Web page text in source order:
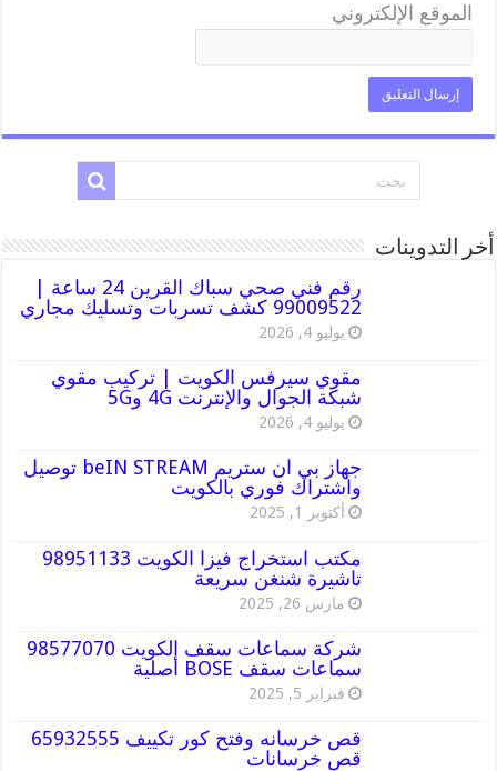
الموقع الإلكتروني
أخر التدوينات
رقم فني صحي سباك القرين 24 ساعة |
99009522 كشف تسربات وتسليك مجاري
يوليو 4, 2026
مقوي سيرفس الكويت | تركيب مقوي
شبكة الجوال والإنترنت 4G و5G
يوليو 4, 2026
جهاز بي ان ستريم beIN STREAM توصيل
واشتراك فوري بالكويت
أكتوبر 1, 2025
مكتب استخراج فيزا الكويت 98951133
تاشيرة شنغن سريعة
مارس 26, 2025
شركة سماعات سقف الكويت 98577070
سماعات سقف BOSE أصلية
فبراير 5, 2025
قص خرسانه وفتح كور تكييف 65932555
قص خرسانات